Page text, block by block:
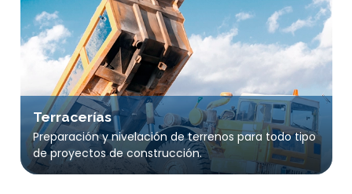
Terracerías
Preparación y nivelación de terrenos para todo tipo
de proyectos de construcción.